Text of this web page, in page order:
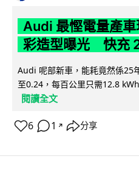
Audi 最慳電量產
彩造型曝光 快充
Audi 呢部新車，能耗竟然係25
至0.24，每百公里只需12.8
閱讀全文
6 1 ↗ 分享